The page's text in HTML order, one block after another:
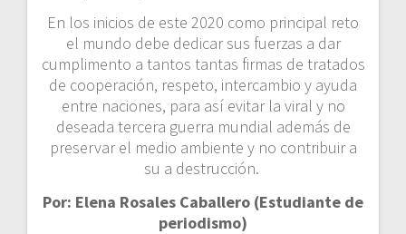
En los inicios de este 2020 como principal reto
el mundo debe dedicar sus fuerzas a dar
cumplimento a tantos tantas firmas de tratados
de cooperación, respeto, intercambio y ayuda
entre naciones, para así evitar la viral y no
deseada tercera guerra mundial además de
preservar el medio ambiente y no contribuir a
su a destrucción.
Por: Elena Rosales Caballero (Estudiante de
periodismo)